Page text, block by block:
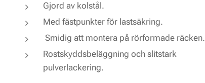
Gjord av kolstål.
Med fästpunkter för lastsäkring.
Smidig att montera på rörformade räcken.
Rostskyddsbeläggning och slitstark
pulverlackering.